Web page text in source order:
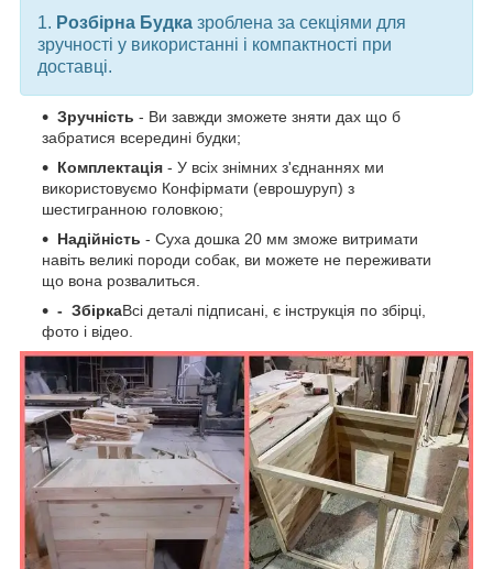
1. Розбірна Будка зроблена за секціями для
зручності у використанні і компактності при
доставці.
Зручність - Ви завжди зможете зняти дах що б
забратися всередині будки;
Комплектація - У всіх знімних з'єднаннях ми
використовуємо Конфірмати (еврошуруп) з
шестигранною головкою;
Надійність - Суха дошка 20 мм зможе витримати
навіть великі породи собак, ви можете не переживати
що вона розвалиться.
- ЗбіркаВсі деталі підписані, є інструкція по збірці,
фото і відео.